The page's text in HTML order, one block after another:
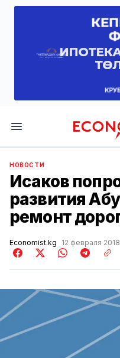
НОВОСТИ
Исаков
развития
ремонт
Economist.kg 12 февраля 2018